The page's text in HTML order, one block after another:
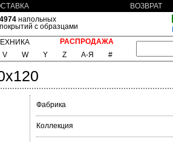
ВОЗВРАТ
4974напольных
покрытий с образцами
РАСПРОДАЖА
V W Y Z А-Я #
Фабрика
Коллекция